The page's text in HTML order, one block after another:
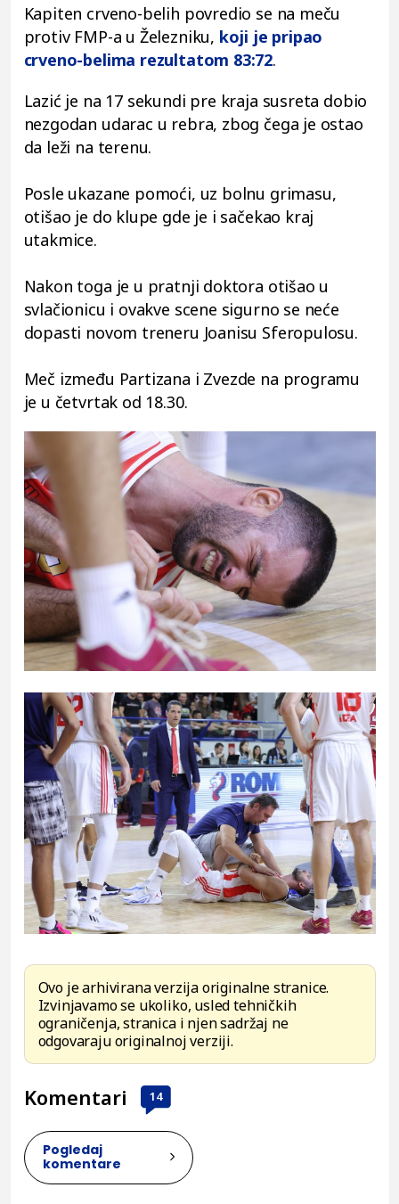
Kapiten crveno-belih povredio se na meču
protiv FMP-a u Železniku, koji je pripao
crveno-belima rezultatom 83:72.
Lazić je na 17 sekundi pre kraja susreta dobio
nezgodan udarac u rebra, zbog čega je ostao
da leži na terenu.
Posle ukazane pomoći, uz bolnu grimasu,
otišao je do klupe gde je i sačekao kraj
utakmice.
Nakon toga je u pratnji doktora otišao u
svlačionicu i ovakve scene sigurno se neće
dopasti novom treneru Joanisu Sferopulosu.
Meč između Partizana i Zvezde na programu
je u četvrtak od 18.30.
Ovo je arhivirana verzija originalne stranice.
Izvinjavamo se ukoliko, usled tehničkih
ograničenja, stranica i njen sadržaj ne
odgovaraju originalnoj verziji.
Komentari 14
Pogledaj
komentare